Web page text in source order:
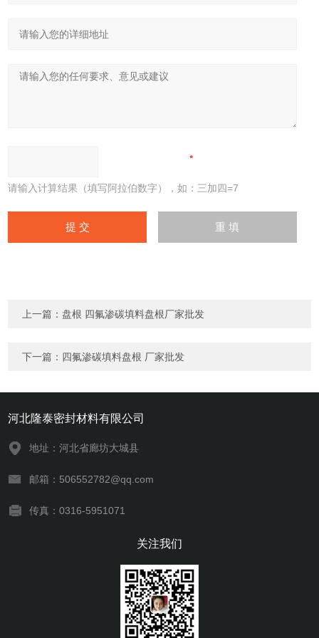
请输入计算结果（填写阿拉伯数字），如：三加四=7
上一篇： 盘根 四氟渗碳填料盘根厂家批发
下一篇： 四氟渗碳填料盘根 厂家批发
河北隆泰密封材料有限公司
地址：河北省廊坊大城县
邮箱：506552782@qq.com
传真：0316-5951071
关注我们